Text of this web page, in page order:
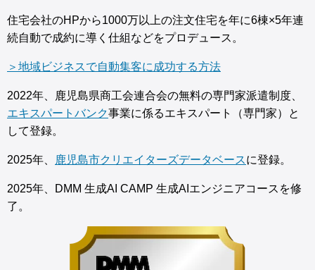
住宅会社のHPから1000万以上の注文住宅を年に6棟×5年連
続自動で成約に導く仕組などをプロデュース。
＞地域ビジネスで自動集客に成功する方法
2022年、鹿児島県商工会連合会の無料の専門家派遣制度、
エキスパートバンク事業に係るエキスパート（専門家）と
して登録。
2025年、 鹿児島市クリエイターズデータベースに登録。
2025年、DMM 生成AI CAMP 生成AIエンジニアコースを修
了。